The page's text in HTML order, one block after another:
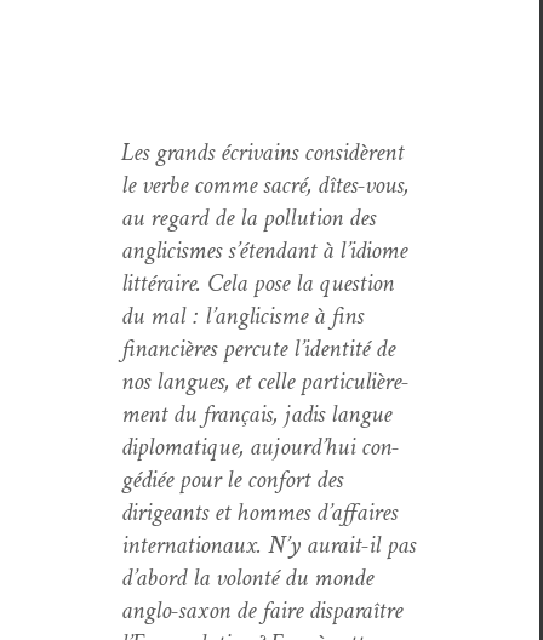
Les grands écrivains con­sid­èrent
le verbe comme sacré, dîtes-vous,
au regard de la pol­lu­tion des
angli­cismes s’étendant à l’idiome
lit­téraire. Cela pose la ques­tion
du mal : l’anglicisme à fins
finan­cières per­cute l’identité de
nos langues, et celle par­ti­c­ulière­
ment du français, jadis langue
diplo­ma­tique, aujourd’hui con­
gédiée pour le con­fort des
dirigeants et hommes d’affaires
inter­na­tionaux. N’y aurait-il pas
d’abord la volon­té du monde
anglo-sax­on de faire dis­paraître